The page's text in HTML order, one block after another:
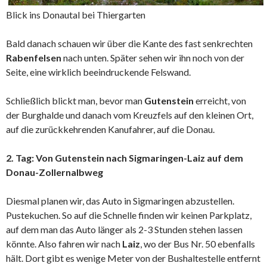
Blick ins Donautal bei Thiergarten
Bald danach schauen wir über die Kante des fast senkrechten
Rabenfelsen nach unten. Später sehen wir ihn noch von der
Seite, eine wirklich beeindruckende Felswand.
Schließlich blickt man, bevor man Gutenstein erreicht, von
der Burghalde und danach vom Kreuzfels auf den kleinen Ort,
auf die zurückkehrenden Kanufahrer, auf die Donau.
2. Tag: Von Gutenstein nach Sigmaringen-Laiz auf dem
Donau-Zollernalbweg
Diesmal planen wir, das Auto in Sigmaringen abzustellen.
Pustekuchen. So auf die Schnelle finden wir keinen Parkplatz,
auf dem man das Auto länger als 2-3 Stunden stehen lassen
könnte. Also fahren wir nach Laiz, wo der Bus Nr. 50 ebenfalls
hält. Dort gibt es wenige Meter von der Bushaltestelle entfernt